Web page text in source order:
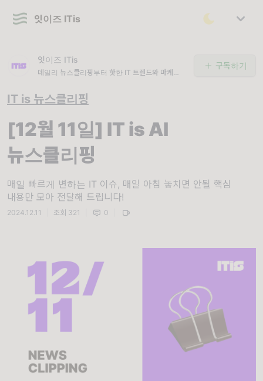
잇이즈 ITis
잇이즈 ITis
데일리 뉴스클리핑부터 핫한 IT 트렌드와 마케팅 레
구독하기
IT is 뉴스클리핑
[12월 11일] IT is AI
뉴스클리핑
매일 빠르게 변하는 IT 이슈, 매일 아침 놓치면 안될 핵심
내용만 모아 전달해 드립니다!
2024.12.11 조회 321 0